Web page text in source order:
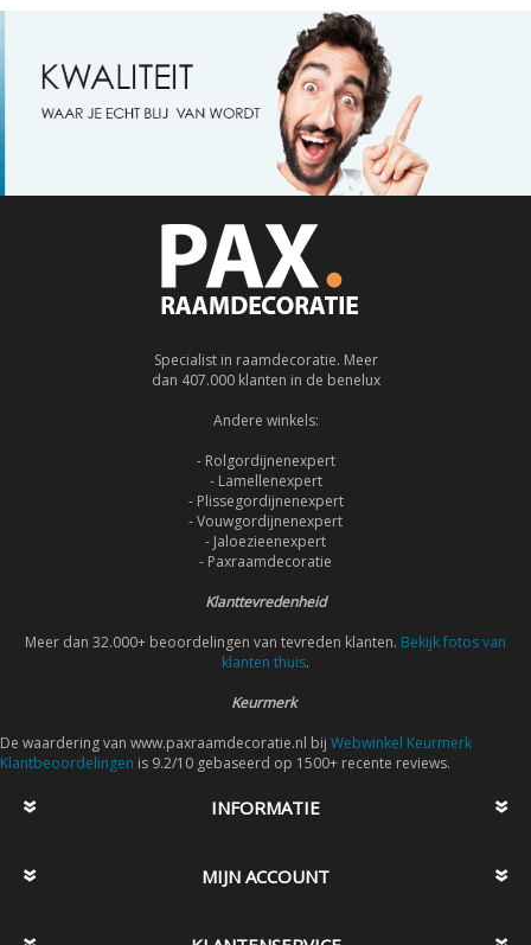
Specialist in raamdecoratie. Meer
dan 407.000 klanten in de benelux
Andere winkels:
- Rolgordijnenexpert
- Lamellenexpert
- Plissegordijnenexpert
- Vouwgordijnenexpert
- Jaloezieenexpert
- Paxraamdecoratie
Klanttevredenheid
Meer dan 32.000+ beoordelingen van tevreden klanten. Bekijk fotos van
klanten thuis.
Keurmerk
De waardering van www.paxraamdecoratie.nl bij Webwinkel Keurmerk
Klantbeoordelingen is 9.2/10 gebaseerd op 1500+ recente reviews.
INFORMATIE
MIJN ACCOUNT